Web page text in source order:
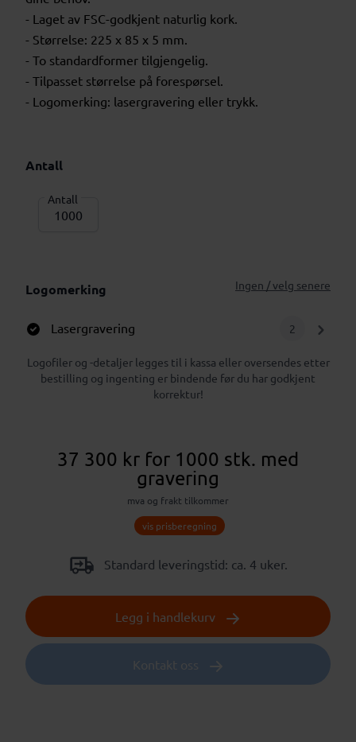
- Laget av FSC-godkjent naturlig kork.
- Størrelse: 225 x 85 x 5 mm.
- To standardformer tilgjengelig.
- Tilpasset størrelse på forespørsel.
- Logomerking: lasergravering eller trykk.
Antall
Antall
Logomerking Ingen / velg senere
Lasergravering 2
Logofiler og -detaljer legges til i kassa eller oversendes etter
bestilling og ingenting er bindende før du har godkjent
korrektur!
37 300 kr for 1000 stk. med
gravering
mva og frakt tilkommer
vis prisberegning
Standard leveringstid: ca. 4 uker.
Legg i handlekurv
Kontakt oss